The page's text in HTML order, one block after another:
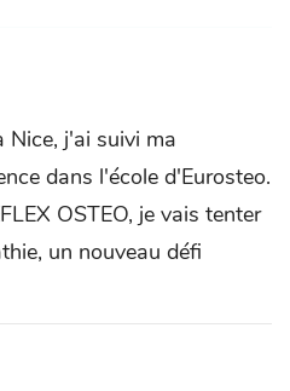
Nice, j'ai suivi ma
dans l'école d'Eurosteo.
OSTEO, je vais tenter
un nouveau défi